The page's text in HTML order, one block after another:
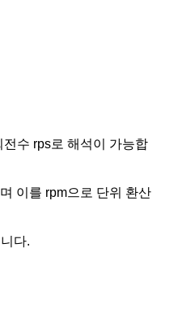
수 rps로 해석이 가능합
이를 rpm으로 단위 환산
다.